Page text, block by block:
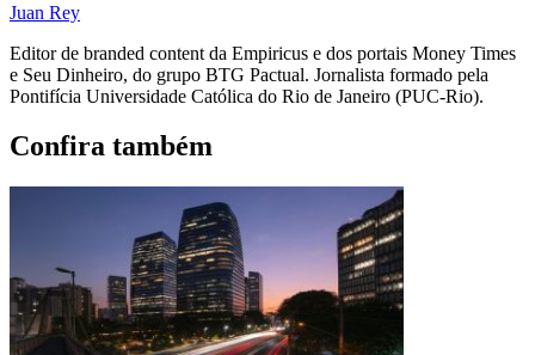
Juan Rey
Editor de branded content da Empiricus e dos portais Money Times
e Seu Dinheiro, do grupo BTG Pactual. Jornalista formado pela
Pontifícia Universidade Católica do Rio de Janeiro (PUC-Rio).
Confira também